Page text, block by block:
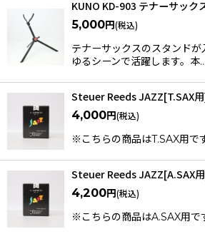
KUNO KD-903 テナーサック
5,000円(税込)
テナーサックスのスタンド
ゆるシーンで活躍します。本…
Steuer Reeds JAZZ[T.SAX
4,000円(税込)
※こちらの商品はT.SAX用で
Steuer Reeds JAZZ[A.SAX
4,200円(税込)
※こちらの商品はA.SAX用で